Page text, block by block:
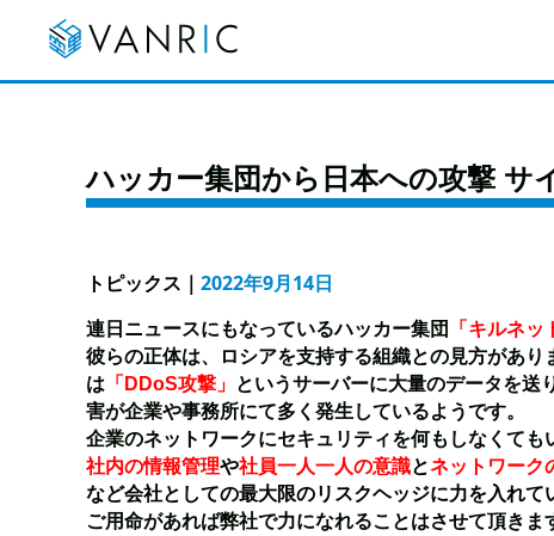
ハッカー集団から日本への攻撃
トピックス ｜ 2022年9月14日
連日ニュースにもなっているハッカー集団 「キルネッ
彼らの正体は、ロシアを支持する組織との見方があり
は 「DDoS攻撃」 というサーバーに大量のデータを送
害が企業や事務所にて多く発生しているようです。
企業のネットワークにセキュリティを何もしなくて
社内の情報管理や社員一人一人の意識とネットワーク
など会社としての最大限のリスクヘッジに力を入れて
ご用命があれば弊社で力になれることはさせて頂きま